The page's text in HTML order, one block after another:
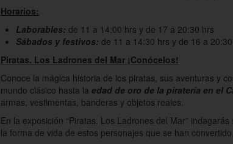
Horarios:
Laborables: de 11 a 14:00 hrs y de 17 a 20:30 hrs
Sábados y festivos: de 11 a 14:30 hrs y de 16 a
Piratas. Los Ladrones del Mar ¡Conócelos!
Conoce la mágica historia de los piratas, sus aventuras y
mundo clásico hasta la edad de oro de la piratería en el
armas, vestimentas, banderas y objetos reales.
En la exposición “Piratas. Los Ladrones del Mar”
la forma de vida de estos personajes que se han